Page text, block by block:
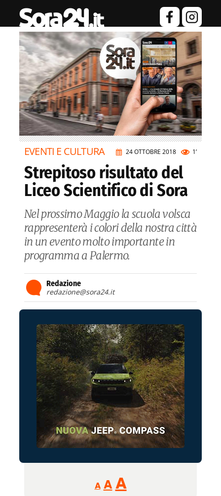
24 OTTOBRE 2018 1’
EVENTI E CULTURA
Strepitoso risultato del
Liceo Scientifico di Sora
Nel prossimo Maggio la scuola volsca
rappresenterà i colori della nostra città
in un evento molto importante in
programma a Palermo.
Redazione
redazione@sora24.it
A
Reducir
tamaño
A Restablecer
AAumentar